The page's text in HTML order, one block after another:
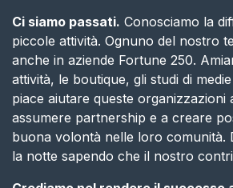
Ci siamo passati. Conosciamo la
piccole attività. Ognuno del nostro
anche in aziende Fortune 250.
attività, le boutique, gli studi di
piace aiutare queste organizzazioni
assumere partnership e a creare
buona volontà nelle loro comunità.
la notte sapendo che il nostro